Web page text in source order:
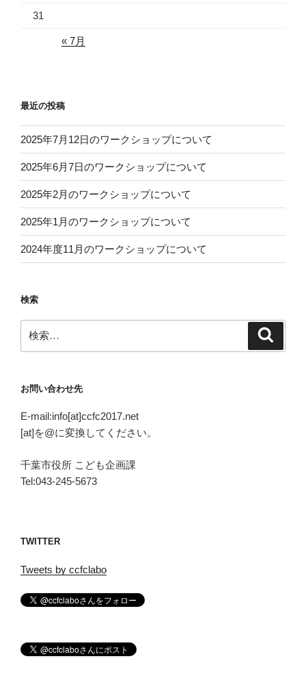
31
« 7月
最近の投稿
2025年7月12日のワークショップについて
2025年6月7日のワークショップについて
2025年2月のワークショップについて
2025年1月のワークショップについて
2024年度11月のワークショップについて
検索
索:
お問い合わせ先
E-mail:info[at]ccfc2017.net
[at]を@に変換してください。
千葉市役所 こども企画課
Tel:043-245-5673
TWITTER
Tweets by ccfclabo